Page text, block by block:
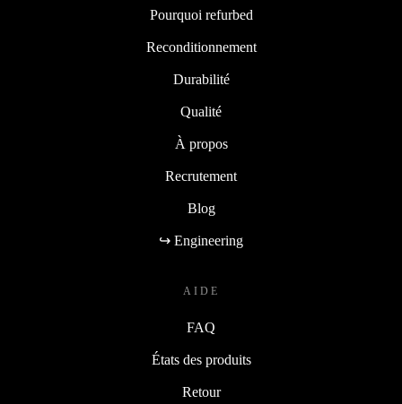
Pourquoi refurbed
Reconditionnement
Durabilité
Qualité
À propos
Recrutement
Blog
↪ Engineering
AIDE
FAQ
États des produits
Retour